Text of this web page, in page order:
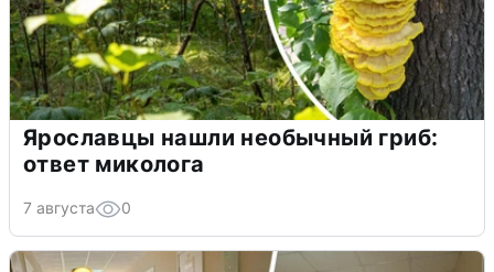
Ярославцы нашли необычный гриб:
ответ миколога
7 августа 0